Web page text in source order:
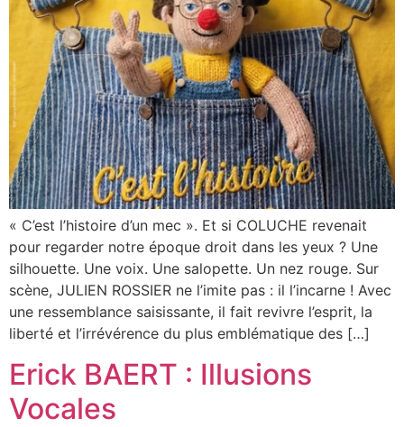
« C’est l’histoire d’un mec ». Et si COLUCHE revenait
pour regarder notre époque droit dans les yeux ? Une
silhouette. Une voix. Une salopette. Un nez rouge. Sur
scène, JULIEN ROSSIER ne l’imite pas : il l’incarne ! Avec
une ressemblance saisissante, il fait revivre l’esprit, la
liberté et l’irrévérence du plus emblématique des […]
Erick BAERT : Illusions
Vocales